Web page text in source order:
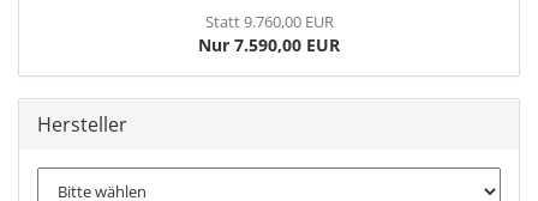
Statt 9.760,00 EUR
Nur 7.590,00 EUR
Hersteller